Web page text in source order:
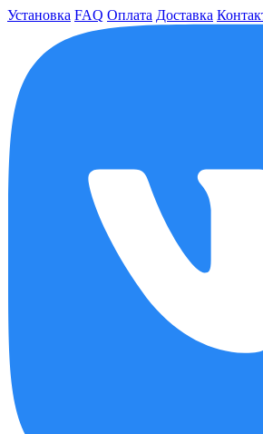
Установка FAQ Оплата Доставка